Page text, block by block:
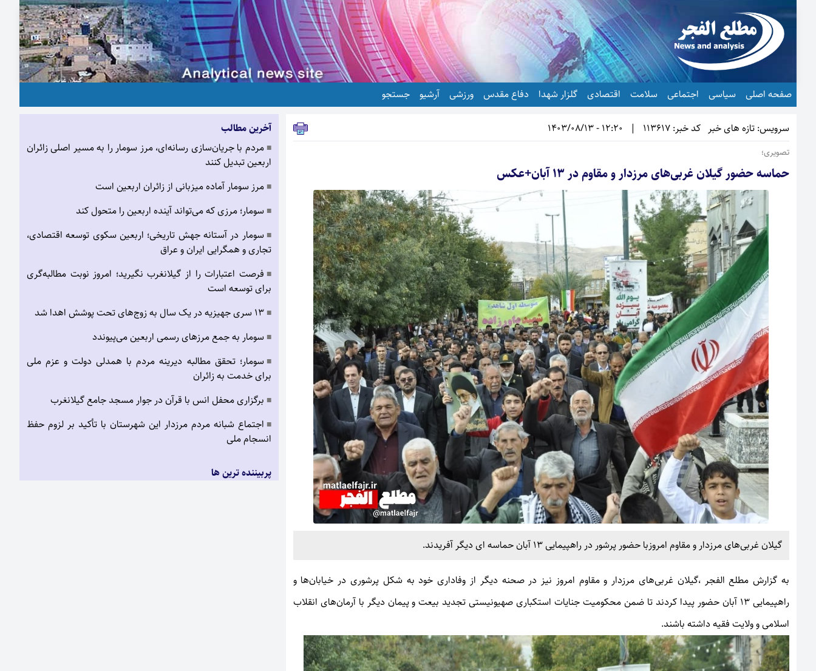
صفحه اصلی سیاسی اجتماعی سلامت اقتصادی گلزار شهدا دفاع مقدس ورزشی آرشیو جستجو
سرویس: تازه های خبر کد خبر: 113617 |
12:20 - 1403/08/13
تصویری؛
حماسه حضور گیلان غربی‌های مرزدار و مقاوم در 13 آبان+عکس
گیلان غربی‌های مرزدار و مقاوم امروزبا حضور پرشور در راهپیمایی 13 آبان حماسه ای دیگر آفریدند.
به گزارش مطلع الفجر ،گیلان غربی‌های مرزدار و مقاوم امروز نیز در صحنه دیگر از وفاداری خود به شکل پرشوری در خیابان‌ها و
راهپیمایی ۱۳ آبان حضور پیدا کردند تا ضمن محکومیت جنایات استکباری صهیونیستی تجدید بیعت و پیمان دیگر با آرمان‌های انقلاب
اسلامی و ولایت فقیه داشته باشند.
آخرین مطالب
■ مردم با جریان‌سازی رسانه‌ای، مرز سومار را به مسیر اصلی زائران
اربعین تبدیل کنند
■ مرز سومار آماده میزبانی از زائران اربعین است
■ سومار؛ مرزی که می‌تواند آینده اربعین را متحول کند
■ سومار در آستانه جهش تاریخی؛ اربعین سکوی توسعه اقتصادی،
تجاری و همگرایی ایران و عراق
■ فرصت اعتبارات را از گیلانغرب نگیرید؛ امروز نوبت مطالبه‌گری
برای توسعه است
■ ۱۳ سری جهیزیه در یک سال به زوج‌های تحت پوشش اهدا شد
■ سومار به جمع مرزهای رسمی اربعین می‌پیوندد
■ سومار؛ تحقق مطالبه دیرینه مردم با همدلی دولت و عزم ملی
برای خدمت به زائران
■ برگزاری محفل انس با قرآن در جوار مسجد جامع گیلانغرب
■ اجتماع شبانه مردم مرزدار این شهرستان با تأکید بر لزوم حفظ
انسجام ملی
پربیننده ترین ها